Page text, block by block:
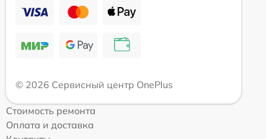
© 2026 Сервисный центр OnePlus
Стоимость ремонта
Оплата и доставка